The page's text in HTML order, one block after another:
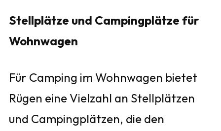
Stellplätze und Campingplätze für
Wohnwagen
Für Camping im Wohnwagen bietet
Rügen eine Vielzahl an Stellplätzen
und Campingplätzen, die den